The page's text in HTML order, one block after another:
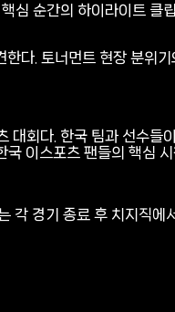
심 순간의 하이라이트
다. 토너먼트 현장 분
회다. 한국 팀과 선수들
이스포츠 팬들의 핵심 시
경기 종료 후 치지직